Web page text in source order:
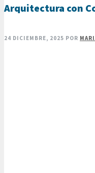
Arquitectura con
24 DICIEMBRE, 2025 POR